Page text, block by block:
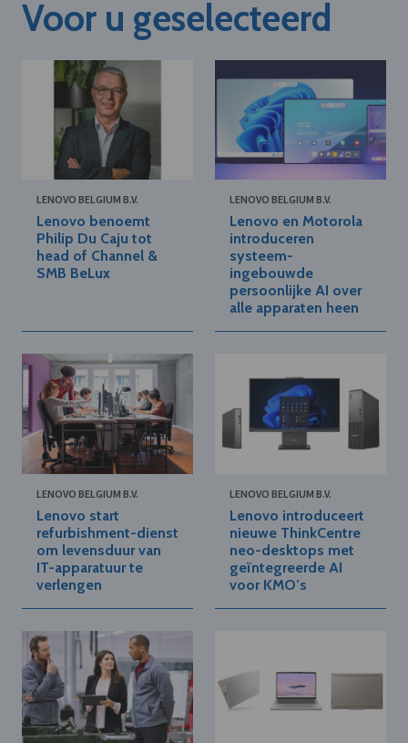
Voor u geselecteerd
LENOVO BELGIUM B.V.
Lenovo benoemt
Philip Du Caju tot
head of Channel &
SMB BeLux
LENOVO BELGIUM B.V.
Lenovo en Motorola
introduceren
systeem-
ingebouwde
persoonlijke AI over
alle apparaten heen
LENOVO BELGIUM B.V.
Lenovo start
refurbishment-dienst
om levensduur van
IT-apparatuur te
verlengen
LENOVO BELGIUM B.V.
Lenovo introduceert
nieuwe ThinkCentre
neo-desktops met
geïntegreerde AI
voor KMO’s